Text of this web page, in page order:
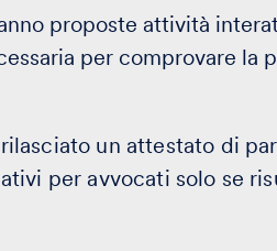
proposte attività
per comprovare la
un attestato di
per avvocati solo se